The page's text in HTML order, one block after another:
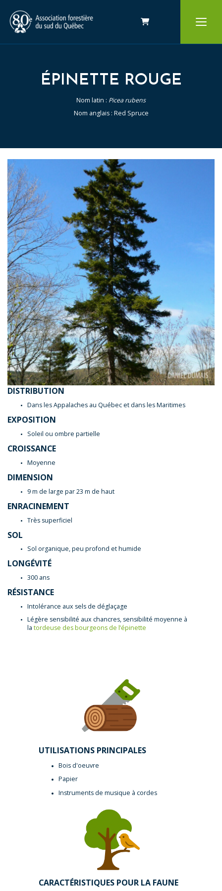
Panier
ÉPINETTE ROUGE
Nom latin : Picea rubens
Nom anglais : Red Spruce
DISTRIBUTION
Dans les Appalaches au Québec et dans les Maritimes
EXPOSITION
Soleil ou ombre partielle
CROISSANCE
Moyenne
DIMENSION
9 m de large par 23 m de haut
ENRACINEMENT
Très superficiel
SOL
Sol organique, peu profond et humide
LONGÉVITÉ
300 ans
RÉSISTANCE
Intolérance aux sels de déglaçage
Légère sensibilité aux chancres, sensibilité moyenne à
la tordeuse des bourgeons de l’épinette
UTILISATIONS PRINCIPALES
Bois d'oeuvre
Papier
Instruments de musique à cordes
CARACTÉRISTIQUES POUR LA FAUNE